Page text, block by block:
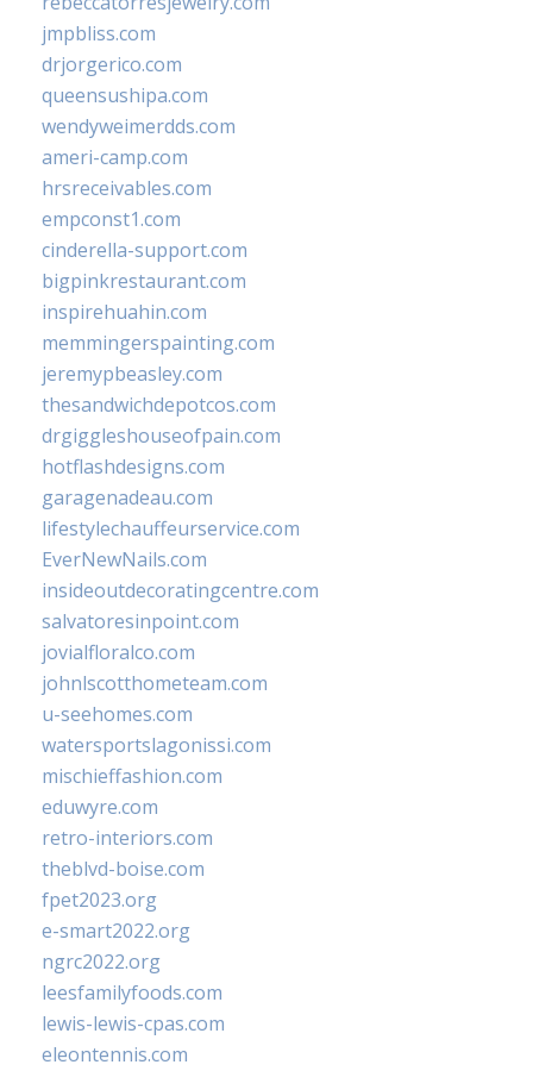
jmpbliss.com
drjorgerico.com
queensushipa.com
wendyweimerdds.com
ameri-camp.com
hrsreceivables.com
empconst1.com
cinderella-support.com
bigpinkrestaurant.com
inspirehuahin.com
memmingerspainting.com
jeremypbeasley.com
thesandwichdepotcos.com
drgiggleshouseofpain.com
hotflashdesigns.com
garagenadeau.com
lifestylechauffeurservice.com
EverNewNails.com
insideoutdecoratingcentre.com
salvatoresinpoint.com
jovialfloralco.com
johnlscotthometeam.com
u-seehomes.com
watersportslagonissi.com
mischieffashion.com
eduwyre.com
retro-interiors.com
theblvd-boise.com
fpet2023.org
e-smart2022.org
ngrc2022.org
leesfamilyfoods.com
lewis-lewis-cpas.com
eleontennis.com